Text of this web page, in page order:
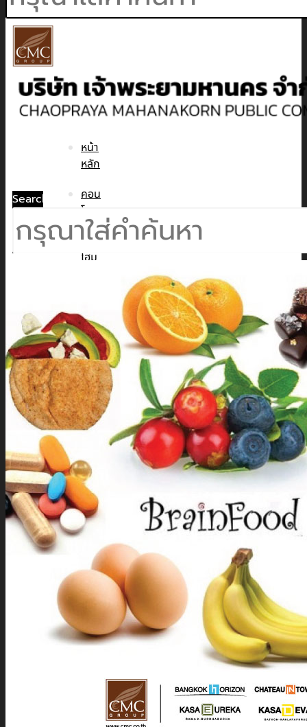
หน้า
หลัก
คอน
โด
ทาวน์
โฮม
พูล
วิลล่า
ข่าวสาร
CMC WE CARE
CMC WE TALK
CMC Sustainability
นัก
ลงทุน
สัมพันธ์
ติดต่อ
รับสมัคร The Adviser
แบบคำร้องขอใช้สิทธิของเจ้าของ
ข้อมูลส่วนบุคคล
หนังสือให้ความยินยอมในการเปิด
เผยข้อมูลส่วนบุคคล
นโยบายความเป็นส่วนตัว
TH
Search